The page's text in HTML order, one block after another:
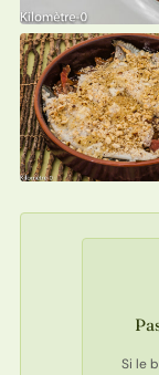
Si le